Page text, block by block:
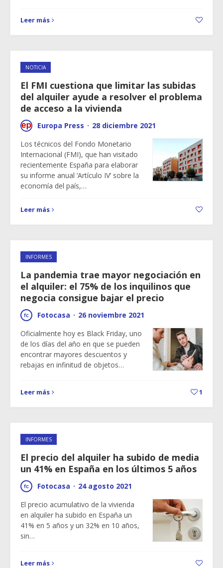
Leer más
NOTICIA
El FMI cuestiona que limitar las subidas
del alquiler ayude a resolver el problema
de acceso a la vivienda
Europa Press · 28 diciembre 2021
Los técnicos del Fondo Monetario
Internacional (FMI), que han visitado
recientemente España para elaborar
su informe anual ‘Artículo IV’ sobre la
economía del país,…
Leer más
INFORMES
La pandemia trae mayor negociación en
el alquiler: el 75% de los inquilinos que
negocia consigue bajar el precio
Fotocasa · 26 noviembre 2021
Oficialmente hoy es Black Friday, uno
de los días del año en que se pueden
encontrar mayores descuentos y
rebajas en infinitud de objetos…
Leer más 1
INFORMES
El precio del alquiler ha subido de media
un 41% en España en los últimos 5 años
Fotocasa · 24 agosto 2021
El precio acumulativo de la vivienda
en alquiler ha subido en España un
41% en 5 años y un 32% en 10 años,
sin…
Leer más